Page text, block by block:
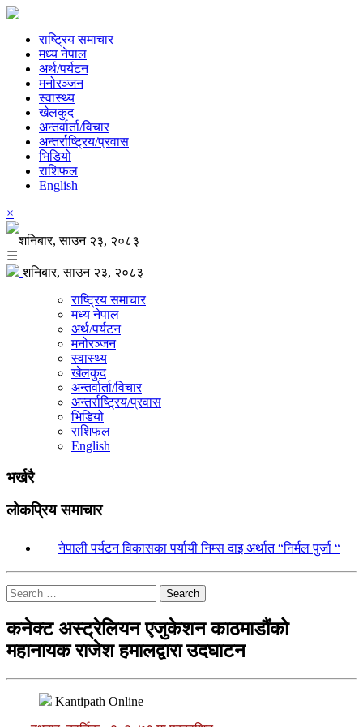
राष्ट्रिय समाचार
मध्य नेपाल
अर्थ/पर्यटन
मनोरञ्जन
स्वास्थ्य
खेलकुद
अन्तर्वार्ता/विचार
अन्तर्राष्ट्रिय/प्रवास
भिडियो
राशिफल
English
×
शनिबार, साउन २३, २०८३
☰
शनिबार, साउन २३, २०८३
राष्ट्रिय समाचार
मध्य नेपाल
अर्थ/पर्यटन
मनोरञ्जन
स्वास्थ्य
खेलकुद
अन्तर्वार्ता/विचार
अन्तर्राष्ट्रिय/प्रवास
भिडियो
राशिफल
English
भर्खरै
लोकप्रिय समाचार
नेपाली पर्यटन विकासका पर्यायी निम्स दाइ अर्थात “निर्मल पुर्जा “
Search
कनेक्ट अस्ट्रेलियन एजुकेशन काठमाडौंको
महानायक राजेश हमालद्वारा उदघाटन
Kantipath Online